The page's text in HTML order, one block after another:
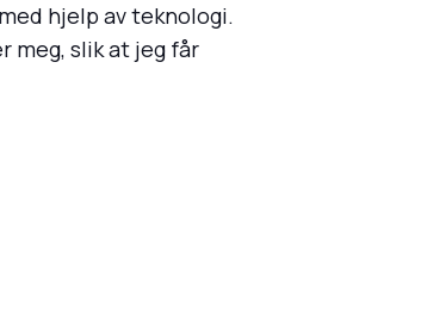
hjelp av teknologi.
meg, slik at jeg får